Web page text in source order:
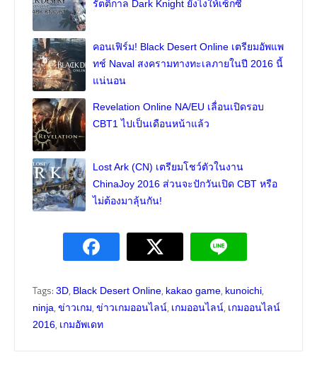
รัตติกาล Dark Knight ยังไงให้เซ็กซี่
คอนเฟิร์ม! Black Desert Online เตรียมอัพแพ
ทช์ Naval สงครามทางทะเลภายในปี 2016 นี้
แน่นอน
Revelation Online NA/EU เลื่อนเปิดรอบ
CBT1 ไปเป็นเดือนหน้าแล้ว
Lost Ark (CN) เตรียมโชว์ตัวในงาน
ChinaJoy 2016 ส่วนจะปักวันเปิด CBT หรือ
ไม่ต้องมาลุ้นกัน!
Tags: 3D, Black Desert Online, kakao game, kunoichi,
ninja, ข่าวเกม, ข่าวเกมออนไลน์, เกมออนไลน์, เกมออนไลน์
2016, เกมอัพเดท